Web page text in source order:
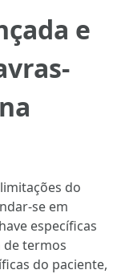
e
do
se em
específicas
de termos
do paciente,